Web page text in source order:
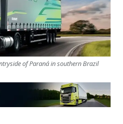
of Paraná in southern Brazil